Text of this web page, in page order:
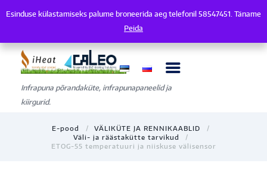
Infrapuna põrandaküte, infrapunapaneelid ja
kiirgurid.
E-pood
VÄLIKÜTE JA RENNIKAABLID
Väli- ja räästakütte tarvikud
ETOG-55 temperatuuri ja niiskuse välisensor
Esinduse külastamiseks palume broneerida aeg telefonil 58547451.
Esinduse külastamiseks palume broneerida aeg telefonil 58547451. Täname
Peida